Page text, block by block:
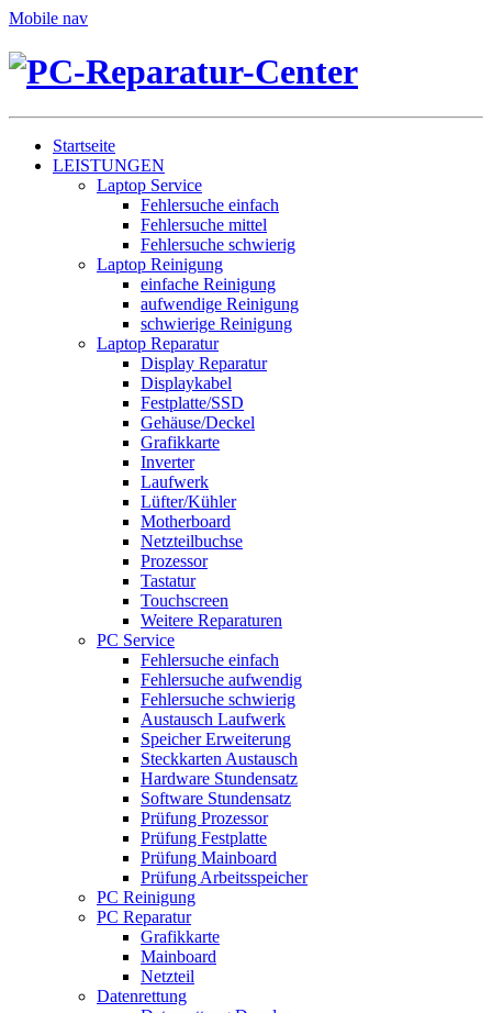
Mobile nav
Startseite
LEISTUNGEN
Laptop Service
Fehlersuche einfach
Fehlersuche mittel
Fehlersuche schwierig
Laptop Reinigung
einfache Reinigung
aufwendige Reinigung
schwierige Reinigung
Laptop Reparatur
Display Reparatur
Displaykabel
Festplatte/SSD
Gehäuse/Deckel
Grafikkarte
Inverter
Laufwerk
Lüfter/Kühler
Motherboard
Netzteilbuchse
Prozessor
Tastatur
Touchscreen
Weitere Reparaturen
PC Service
Fehlersuche einfach
Fehlersuche aufwendig
Fehlersuche schwierig
Austausch Laufwerk
Speicher Erweiterung
Steckkarten Austausch
Hardware Stundensatz
Software Stundensatz
Prüfung Prozessor
Prüfung Festplatte
Prüfung Mainboard
Prüfung Arbeitsspeicher
PC Reinigung
PC Reparatur
Grafikkarte
Mainboard
Netzteil
Datenrettung